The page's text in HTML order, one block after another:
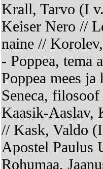
Krall, Tarvo (I
Keiser Nero //
naine //
- Poppea, tema
Poppea mees
Seneca,
Kaasik-Aaslav,
// Kask, Valdo
Apostel
Rohumaa,